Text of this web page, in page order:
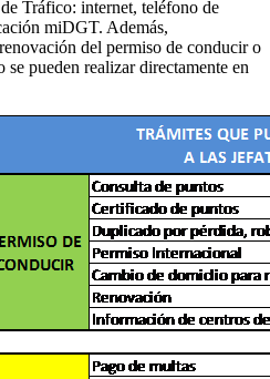
Tráfico: internet, teléfono de
miDGT. Además,
del permiso de conducir o
pueden realizar directamente en